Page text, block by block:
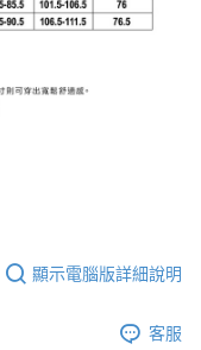
顯示電腦版詳細說明
客服